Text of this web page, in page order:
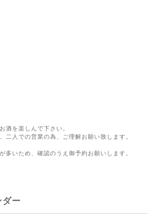
酒を楽しんで下さい。
人での営業の為、ご理解お願い致します。
多いため、確認のうえ御予約お願いします。
ダー